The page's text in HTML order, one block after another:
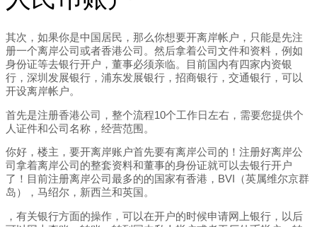
其次，如果你是中国居民，那么你想要开离岸帐户，只能是先注
册一个离岸公司或者香港公司。然后拿着公司文件和资料，例如
身份证等去银行开户，董事必须亲临。目前国内有四家内资银
行，深圳发展银行，浦东发展银行，招商银行，交通银行，可以
开设离岸帐户。
首先是注册香港公司，整个流程10个工作日左右，需要您提供个
人证件和公司名称，经营范围。
你好，楼主，要开离岸账户首先要有离岸公司的！注册好离岸公
司拿着离岸公司的整套资料和董事的身份证就可以去银行开户
了！目前注册离岸公司最多的的国家有香港，BVI（英属维尔京群
岛），马绍尔，新西兰和英国。
，有关银行方面的操作，可以在开户的时候申请网上银行，以后